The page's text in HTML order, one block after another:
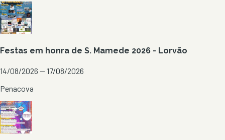
Festas em honra de S. Mamede 2026 - Lorvão
14/08/2026 — 17/08/2026
Penacova